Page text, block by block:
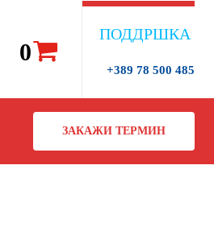
0
ПОДДРШКА
+389 78 500 485
ЗАКАЖИ ТЕРМИН